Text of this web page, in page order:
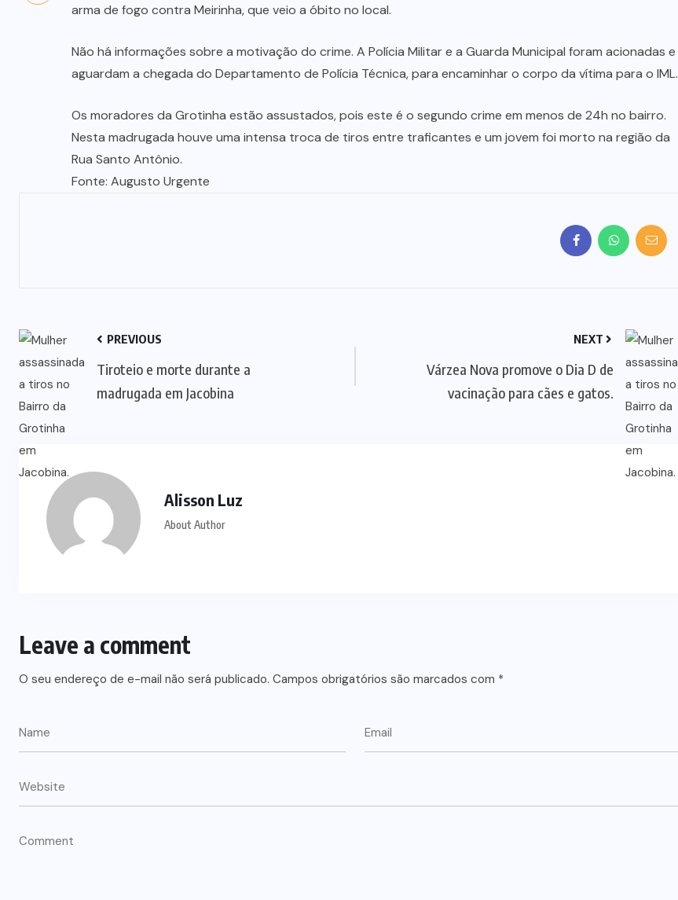
arma de fogo contra Meirinha, que veio a óbito no local.
Não há informações sobre a motivação do crime. A Polícia Militar e a Guarda Municipal foram acionadas e
aguardam a chegada do Departamento de Polícia Técnica, para encaminhar o corpo da vítima para o IML.
Os moradores da Grotinha estão assustados, pois este é o segundo crime em menos de 24h no bairro.
Nesta madrugada houve uma intensa troca de tiros entre traficantes e um jovem foi morto na região da
Rua Santo Antônio.
Fonte: Augusto Urgente
PREVIOUS
Tiroteio e morte durante a
madrugada em Jacobina
NEXT
Várzea Nova promove o Dia D de
vacinação para cães e gatos.
Alisson Luz
About Author
Leave a comment
O seu endereço de e-mail não será publicado. Campos obrigatórios são marcados com *